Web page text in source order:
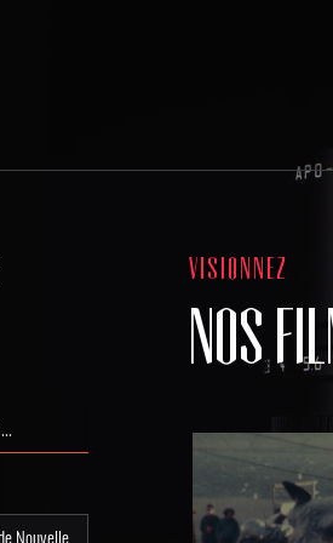
VISIONNEZ
NOS